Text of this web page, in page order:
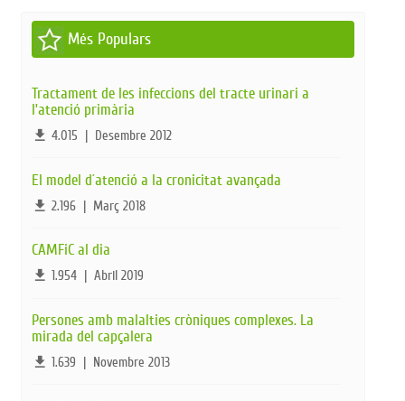
Més Populars
Tractament de les infeccions del tracte urinari a
l’atenció primària
file_download 4.015 | Desembre 2012
El model d´atenció a la cronicitat avançada
file_download 2.196| Març 2018
CAMFiC al dia
file_download 1.954| Abril 2019
Persones amb malalties cròniques complexes. La
mirada del capçalera
file_download 1.639 | Novembre 2013